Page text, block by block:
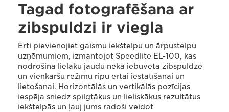
Tagad fotografēšana ar
zibspuldzi ir viegla
Ērti pievienojiet gaismu iekštelpu un ārpustelpu
uzņēmumiem, izmantojot Speedlite EL-100, kas
nodrošina lielāku jaudu nekā iebūvēta zibspuldze
un vienkāršu režīmu ripu ērtai iestatīšanai un
lietošanai. Horizontālās un vertikālās pozīcijas
iespēja sniedz spilgtākus un lieliskākus rezultātus
iekštelpās un ļauj jums radoši veidot